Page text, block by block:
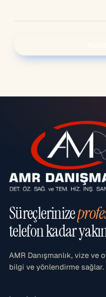
Süreçlerinize
telefon kadar
AMR Danışmanlık, vize ve
bilgi ve yönlendirme sağlar.